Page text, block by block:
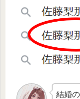
結婚